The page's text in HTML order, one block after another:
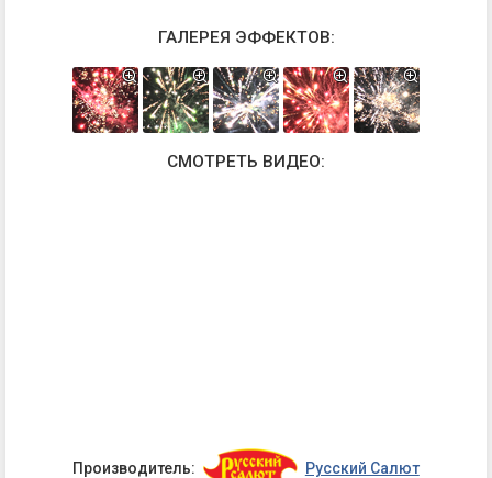
ГАЛЕРЕЯ ЭФФЕКТОВ:
СМОТРЕТЬ ВИДЕО:
Производитель: Русский Салют